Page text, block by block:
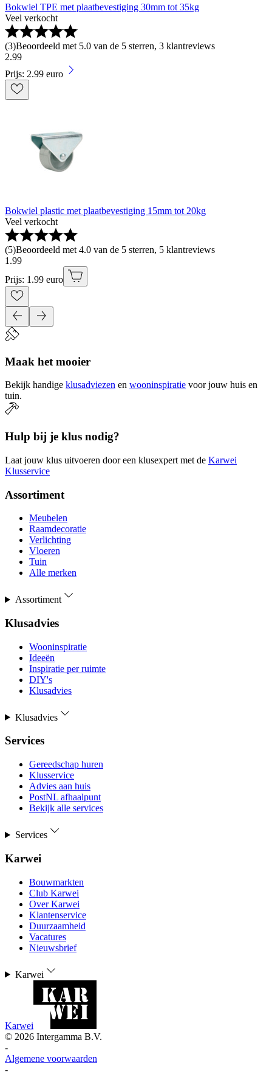
Bokwiel TPE met plaatbevestiging 30mm tot 35kg
Veel verkocht
(3)Beoordeeld met 5.0 van de 5 sterren, 3 klantreviews
2.99
Prijs: 2.99 euro
Bokwiel plastic met plaatbevestiging 15mm tot 20kg
Veel verkocht
(5)Beoordeeld met 4.0 van de 5 sterren, 5 klantreviews
1 .99
Prijs: 1.99 euro
Maak het mooier
Bekijk handige klusadviezen en wooninspiratie voor jouw huis en
tuin.
Hulp bij je klus nodig?
Laat jouw klus uitvoeren door een klusexpert met de Karwei
Klusservice
Assortiment
Meubelen
Raamdecoratie
Verlichting
Vloeren
Tuin
Alle merken
Assortiment
Klusadvies
Wooninspiratie
Ideeën
Inspiratie per ruimte
DIY's
Klusadvies
Klusadvies
Services
Gereedschap huren
Klusservice
Advies aan huis
PostNL afhaalpunt
Bekijk alle services
Services
Karwei
Bouwmarkten
Club Karwei
Over Karwei
Klantenservice
Duurzaamheid
Vacatures
Nieuwsbrief
Karwei
Karwei
© 2026 Intergamma B.V.
-
Algemene voorwaarden
-